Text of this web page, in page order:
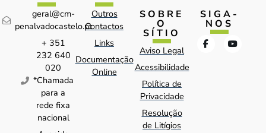
geral@cm-
penalvadocastelo.pt
+ 351
232 640
020
*Chamada
para a
rede fixa
nacional
Outros
Contactos
Links
Documentação
Online
SOBRE
O
SÍTIO
Aviso Legal
Acessibilidade
Política de
Privacidade
Resolução
de Litígios
SIGA-
NOS